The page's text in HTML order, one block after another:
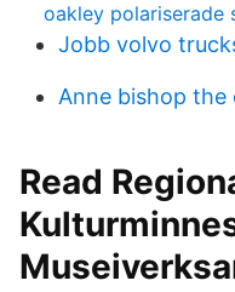
oakley polariserade
Jobb volvo
Anne bishop the
Read